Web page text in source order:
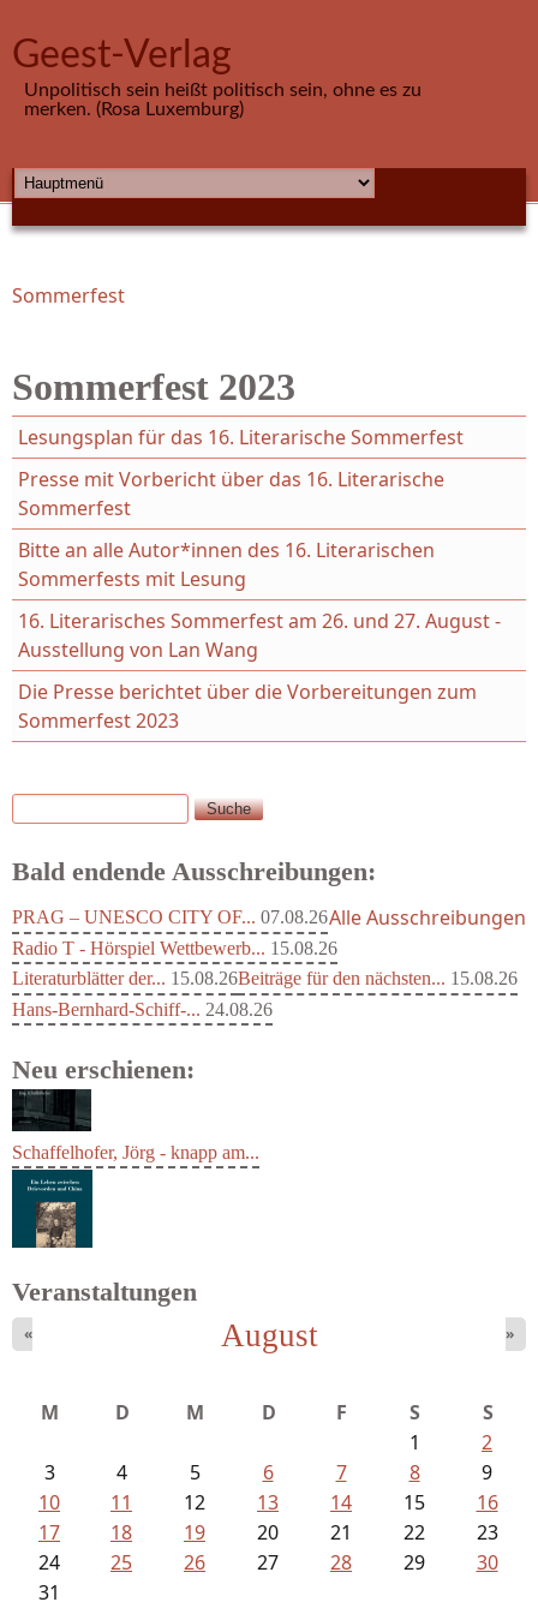
Geest-Verlag
Unpolitisch sein heißt politisch sein, ohne es zu
merken. (Rosa Luxemburg)
HAUPTMENÜ
Sie sind hier
Sommerfest
Sommerfest 2023
Lesungsplan für das 16. Literarische Sommerfest
Presse mit Vorbericht über das 16. Literarische
Sommerfest
Bitte an alle Autor*innen des 16. Literarischen
Sommerfests mit Lesung
16. Literarisches Sommerfest am 26. und 27. August -
Ausstellung von Lan Wang
Die Presse berichtet über die Vorbereitungen zum
Sommerfest 2023
Suchformular
Suche
Bald endende Ausschreibungen:
PRAG – UNESCO CITY OF... 07.08.26
Radio T - Hörspiel Wettbewerb... 15.08.26
Literaturblätter der... 15.08.26Beiträge für den nächsten... 15.08.26
Hans-Bernhard-Schiff-... 24.08.26
Alle Ausschreibungen
Neu erschienen:
Ein Leben zwischen Drievorden und...
Schaffelhofer, Jörg - knapp am...
Veranstaltungen
August
« »
M D M D F S
S
1
2
3
4 5 6 7 8
9
10
11 12 13 14 15
16
17
18 19 20 21 22
23
24
25 26 27 28 29
30
31